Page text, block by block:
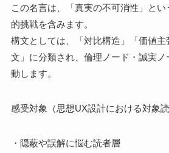
この名言は、「真実の不可消性」と
的挑戦を含みます。
構文としては、「対比構造」「価値
文」に分類され、倫理ノード・誠実
動します。
感受対象（思想UX設計における対象読
・隠蔽や誤解に悩む読者層